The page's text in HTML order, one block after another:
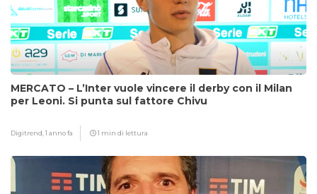
MERCATO – L’Inter vuole vincere il derby con il Milan
per Leoni. Si punta sul fattore Chivu
Digitrend,1 anno fa 1 min di lettura